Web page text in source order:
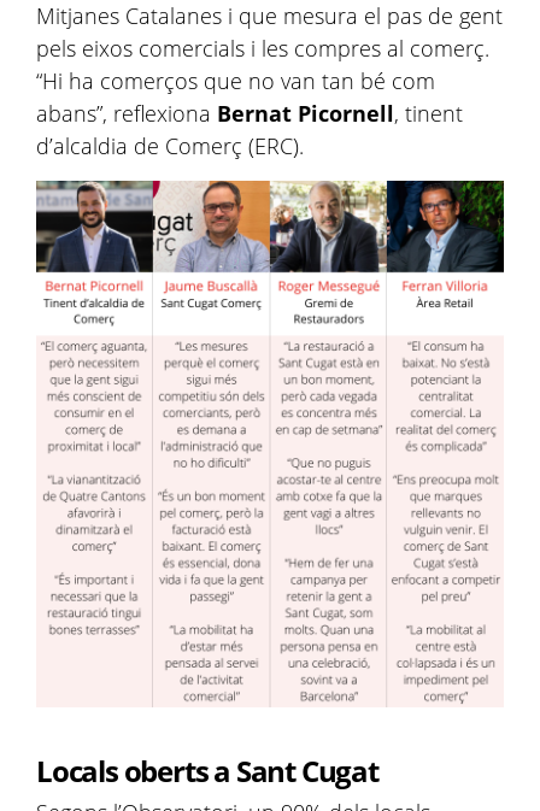
Mitjanes Catalanes i que mesura el pas de gent
pels eixos comercials i les compres al comerç.
“Hi ha comerços que no van tan bé com
abans”, reflexiona Bernat Picornell, tinent
d’alcaldia de Comerç (ERC).
Locals oberts a Sant Cugat